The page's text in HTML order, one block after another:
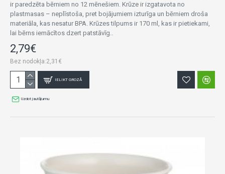
ir paredzēta bērniem no 12 mēnešiem. Krūze ir izgatavota no
plastmasas – neplīstoša, pret bojājumiem izturīga un bērniem droša
materiāla, kas nesatur BPA. Krūzes tilpums ir 170 ml, kas ir pietiekami,
lai bērns iemācītos dzert patstāvīg..
2,79€
Bez nodokļa:2,31€
IELIKT GROZĀ
Uzdot jautājumu